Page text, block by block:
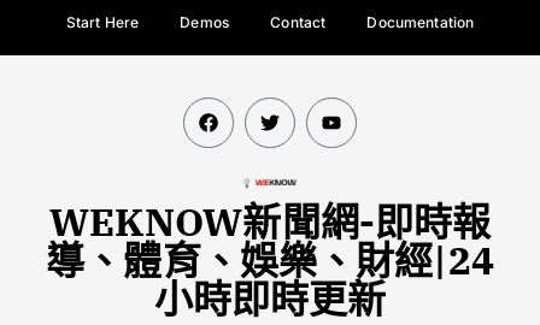
Start Here Demos Contact Documentation
WEKNOW新聞網-即時報
導、體育、娛樂、財經|24
小時即時更新